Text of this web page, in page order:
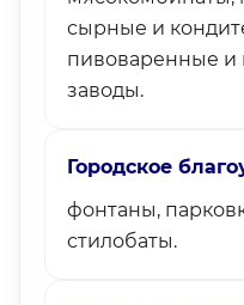
сырные и
пивоваренные и
заводы.
Городское
фонтаны,
стилобаты.